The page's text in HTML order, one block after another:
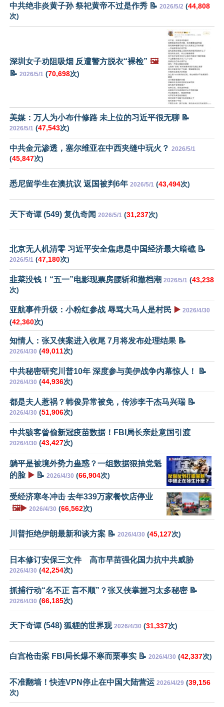
中共绝非炎黄子孙 祭祀黄帝不过是作秀 📝 2026/5/2 (44,808
次)
深圳女子劝阻吸烟 反遭警方脱衣“裸检” 🖼️
📝 2026/5/1 (70,698次)
美媒：万人为小布什修路 未上位的习近平很无聊 📝
2026/5/1 (47,543次)
中共金元渗透，塞尔维亚在中西夹缝中玩火？ 2026/5/1
(45,847次)
悉尼留学生在澳抗议 返国被判6年 2026/5/1 (43,494次)
天下奇谭 (549) 复仇奇闻 2026/5/1 (31,237次)
北京无人机清零 习近平安全焦虑是中国经济最大暗礁 📝
2026/5/1 (47,180次)
韭菜没钱！“五一”电影现票房腰斩和撤档潮 2026/5/1 (43,238
次)
亚航事件升级：小粉红参战 辱骂大马人是村民 ▶️ 2026/4/30
(42,360次)
知情人：张又侠案进入收尾 7月将发布处理结果 📝
2026/4/30 (49,011次)
中共秘密研究川普10年 深度参与美伊战争内幕惊人！ 📝
2026/4/30 (44,936次)
都是夫人惹祸？韩俊异常被免，传涉李干杰马兴瑞 📝
2026/4/30 (51,906次)
中共骇客曾偷新冠疫苗数据！FBI局长亲赴意国引渡
2026/4/30 (43,427次)
躺平是被境外势力蛊惑？一组数据狠抽党魁
的脸 ▶️ 📝 2026/4/30 (66,904次)
受经济寒冬冲击 去年339万家餐饮店停业
🖼️▶️ 2026/4/30 (66,562次)
川普拒绝伊朗最新和谈方案 📝 2026/4/30 (45,127次)
日本修订安保三文件 高市早苗强化国力抗中共威胁
2026/4/30 (42,254次)
抓捕行动“名不正 言不顺”？张又侠掌握习太多秘密 📝
2026/4/30 (66,185次)
天下奇谭 (548) 狐貍的世界观 2026/4/30 (31,337次)
白宫枪击案 FBI局长爆不寒而栗事实 📝 2026/4/30 (42,337次)
不准翻墙！快连VPN停止在中国大陆营运 2026/4/29 (39,156
次)